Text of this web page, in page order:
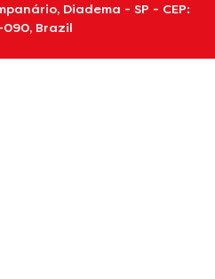
Diadema - SP - CEP:
090, Brazil